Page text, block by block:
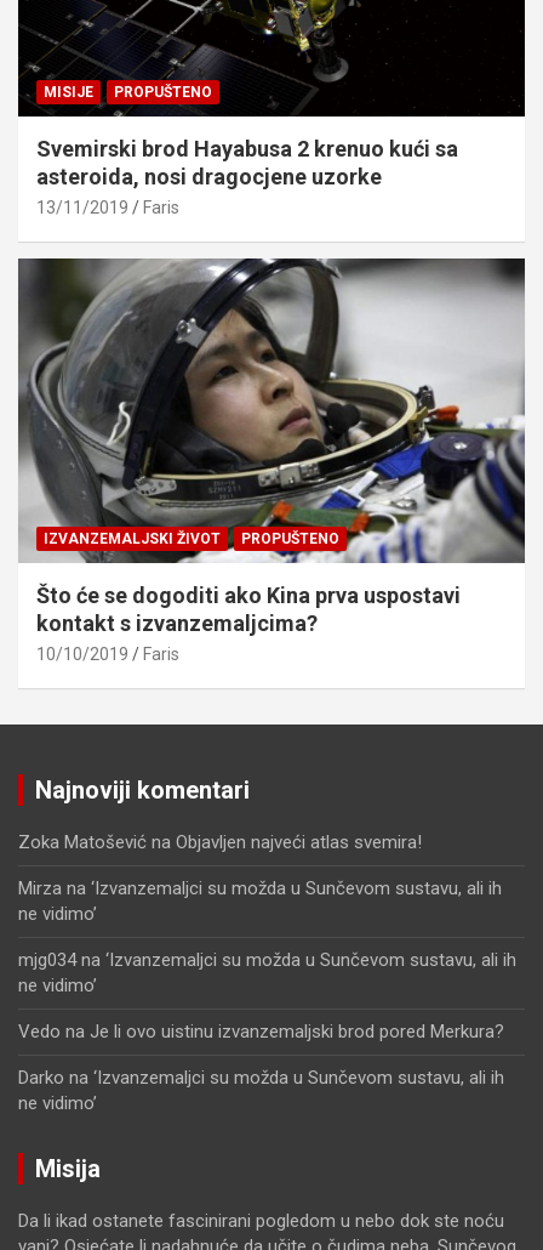
MISIJE PROPUŠTENO
Svemirski brod Hayabusa 2 krenuo kući sa
asteroida, nosi dragocjene uzorke
13/11/2019 Faris
IZVANZEMALJSKI ŽIVOT PROPUŠTENO
Što će se dogoditi ako Kina prva uspostavi
kontakt s izvanzemaljcima?
10/10/2019 Faris
Najnoviji komentari
Zoka Matošević na Objavljen najveći atlas svemira!
Mirza na ‘Izvanzemaljci su možda u Sunčevom sustavu, ali ih
ne vidimo’
mjg034na ‘Izvanzemaljci su možda u Sunčevom sustavu, ali ih
ne vidimo’
Vedo na Je li ovo uistinu izvanzemaljski brod pored Merkura?
Darko na ‘Izvanzemaljci su možda u Sunčevom sustavu, ali ih
ne vidimo’
Misija
Da li ikad ostanete fascinirani pogledom u nebo dok ste noću